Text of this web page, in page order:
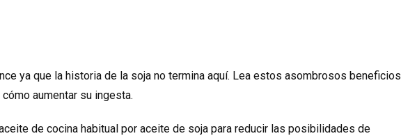
ya que la historia de la soja no termina aquí. Lea estos asombrosos beneficios
aumentar su ingesta.
de cocina habitual por aceite de soja para reducir las posibilidades de